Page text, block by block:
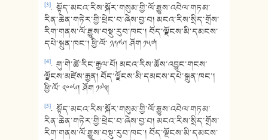
[3]. སྟོད་མངའ་རིས་སྐོར་གསུམ་གྱི་ལོ་རྒྱུས་འབེལ་གཏམ་
རིན་ཆེན་གཏེར་གྱི་ཕྲེང་བ་ཞེས་བྱ་བ། མངའ་རིས་སྲིད་གྲོས་
རིག་གནས་ལོ་རྒྱུས་བསྡུ་རུབ་ཁང་། བོད་ལྗོངས་མི་དམངས་
དཔེ་སྐྲུན་ཁང་། ཕྱི་ལོ་ ༡༩༩༦། ཤོག ༡༥༧།
[4]. གུ་གེ་ཚེ་རིང་རྒྱལ་པོ། མངའ་རིས་ཆོས་འབྱུང་གངས་
ལྗོངས་མཛེས་རྒྱན། བོད་ལྗོངས་མི་དམངས་དཔེ་སྐྲུན་ཁང་།
ཕྱི་ལོ་ ༢༠༠༦། ཤོག ༡༧༣།
[5]. སྟོད་མངའ་རིས་སྐོར་གསུམ་གྱི་ལོ་རྒྱུས་འབེལ་གཏམ་
རིན་ཆེན་གཏེར་གྱི་ཕྲེང་བ་ཞེས་བྱ་བ། མངའ་རིས་སྲིད་གྲོས་
རིག་གནས་ལོ་རྒྱུས་བསྡུ་རུབ་ཁང་། བོད་ལྗོངས་མི་དམངས་